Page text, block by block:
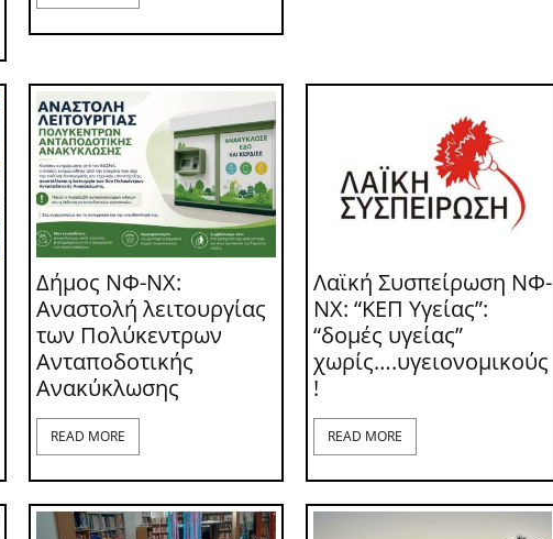
Δήμος ΝΦ-ΝΧ:
Αναστολή λειτουργίας
των Πολύκεντρων
Ανταποδοτικής
Ανακύκλωσης
READ MORE
Λαϊκή Συσπείρωση ΝΦ-
ΝΧ: “ΚΕΠ Υγείας”:
“δομές υγείας”
χωρίς….υγειονομικούς
!
READ MORE